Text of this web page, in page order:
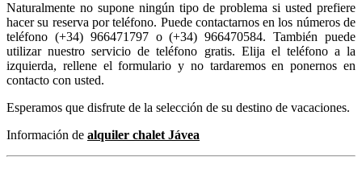
Naturalmente no supone ningún tipo de problema si usted prefiere
hacer su reserva por teléfono. Puede contactarnos en los números de
teléfono (+34) 966471797 o (+34) 966470584. También puede
utilizar nuestro servicio de teléfono gratis. Elija el teléfono a la
izquierda, rellene el formulario y no tardaremos en ponernos en
contacto con usted.
Esperamos que disfrute de la selección de su destino de vacaciones.
Información de alquiler chalet Jávea